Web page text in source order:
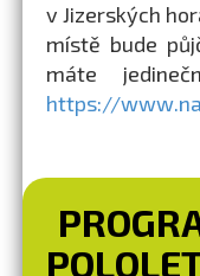
v Jizerských
místě bude
máte
https://